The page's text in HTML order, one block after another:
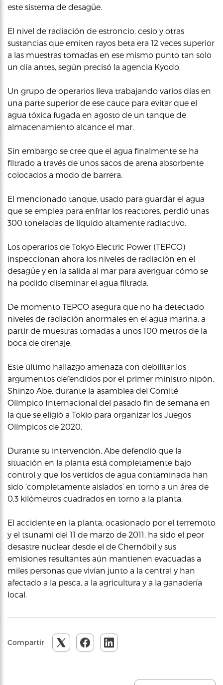
este sistema de desagüe.
El nivel de radiación de estroncio, cesio y otras
sustancias que emiten rayos beta era 12 veces superior
a las muestras tomadas en ese mismo punto tan solo
un día antes, según precisó la agencia Kyodo.
Un grupo de operarios lleva trabajando varios días en
una parte superior de ese cauce para evitar que el
agua tóxica fugada en agosto de un tanque de
almacenamiento alcance el mar.
Sin embargo se cree que el agua finalmente se ha
filtrado a través de unos sacos de arena absorbente
colocados a modo de barrera.
El mencionado tanque, usado para guardar el agua
que se emplea para enfriar los reactores, perdió unas
300 toneladas de líquido altamente radiactivo.
Los operarios de Tokyo Electric Power (TEPCO)
inspeccionan ahora los niveles de radiación en el
desagüe y en la salida al mar para averiguar cómo se
ha podido diseminar el agua filtrada.
De momento TEPCO asegura que no ha detectado
niveles de radiación anormales en el agua marina, a
partir de muestras tomadas a unos 100 metros de la
boca de drenaje.
Este último hallazgo amenaza con debilitar los
argumentos defendidos por el primer ministro nipón,
Shinzo Abe, durante la asamblea del Comité
Olímpico Internacional del pasado fin de semana en
la que se eligió a Tokio para organizar los Juegos
Olímpicos de 2020.
Durante su intervención, Abe defendió que la
situación en la planta está completamente bajo
control y que los vertidos de agua contaminada han
sido ‘completamente aislados’ en torno a un área de
0,3 kilómetros cuadrados en torno a la planta.
El accidente en la planta, ocasionado por el terremoto
y el tsunami del 11 de marzo de 2011, ha sido el peor
desastre nuclear desde el de Chernóbil y sus
emisiones resultantes aún mantienen evacuadas a
miles personas que vivían junto a la central y han
afectado a la pesca, a la agricultura y a la ganadería
local.
Compartir